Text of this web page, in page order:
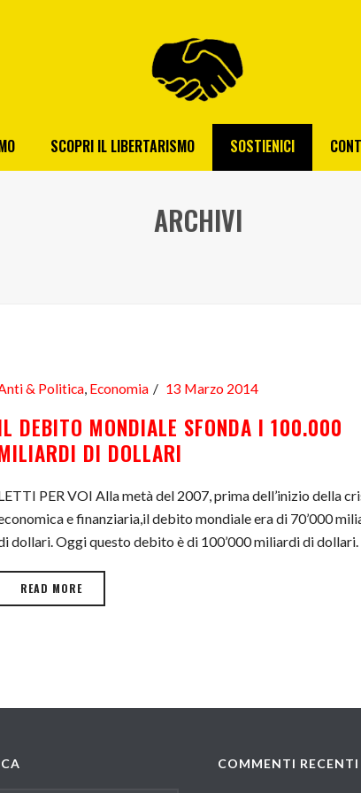
SCOPRI IL LIBERTARISMO SOSTIENICI
ARCHIVI
& Politica, Economia 13 Marzo 2014
DEBITO MONDIALE SFONDA I 100.000
DI DOLLARI
PER VOI Alla metà del 2007, prima dell’inizio della
e finanziaria,il debito mondiale era di 70’000
dollari. Oggi questo debito è di 100’000 miliardi di dollari.
READ MORE
COMMENTI RECENTI